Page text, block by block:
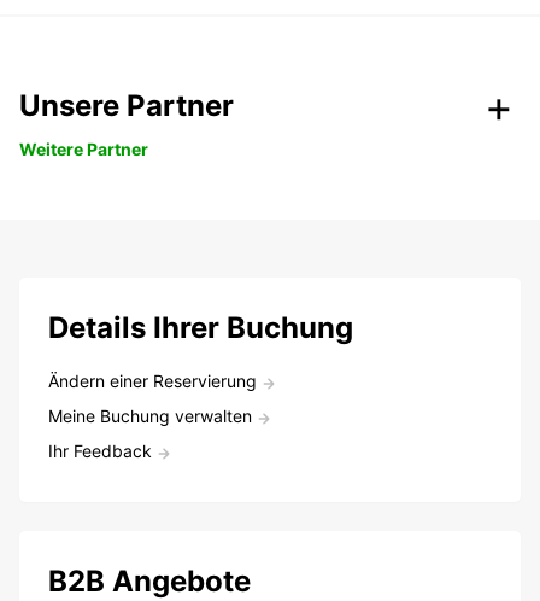
Unsere Partner
Weitere Partner
Details Ihrer Buchung
Ändern einer Reservierung
Meine Buchung verwalten
Ihr Feedback
B2B Angebote